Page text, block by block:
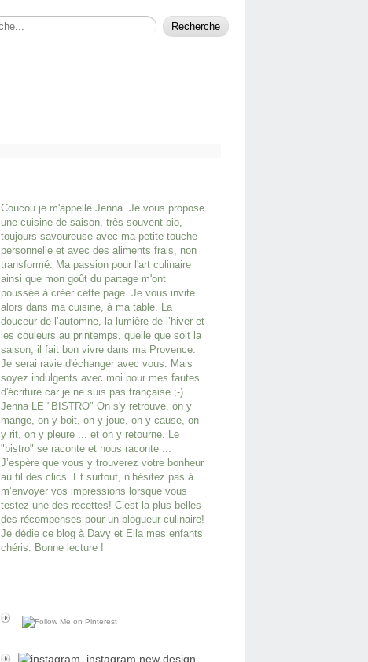
Coucou je m'appelle Jenna. Je vous propose
une cuisine de saison, très souvent bio,
toujours savoureuse avec ma petite touche
personnelle et avec des aliments frais, non
transformé. Ma passion pour l'art culinaire
ainsi que mon goût du partage m'ont
poussée à créer cette page. Je vous invite
alors dans ma cuisine, à ma table. La
douceur de l’automne, la lumière de l’hiver et
les couleurs au printemps, quelle que soit la
saison, il fait bon vivre dans ma Provence.
Je serai ravie d'échanger avec vous. Mais
soyez indulgents avec moi pour mes fautes
d'écriture car je ne suis pas française ;-)
Jenna LE "BISTRO" On s'y retrouve, on y
mange, on y boit, on y joue, on y cause, on
y rit, on y pleure ... et on y retourne. Le
"bistro" se raconte et nous raconte ...
J’espère que vous y trouverez votre bonheur
au fil des clics. Et surtout, n’hésitez pas à
m’envoyer vos impressions lorsque vous
testez une des recettes! C’est la plus belles
des récompenses pour un blogueur culinaire!
Je dédie ce blog à Davy et Ella mes enfants
chéris. Bonne lecture !